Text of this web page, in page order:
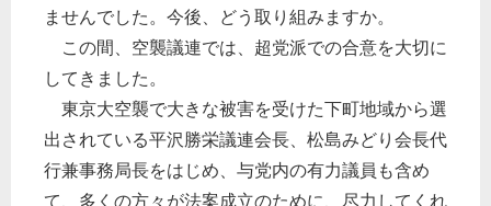
ませんでした。今後、どう取り組みますか。
この間、空襲議連では、超党派での合意を大切に
してきました。
東京大空襲で大きな被害を受けた下町地域から選
出されている平沢勝栄議連会長、松島みどり会長代
行兼事務局長をはじめ、与党内の有力議員も含め
て、多くの方々が法案成立のために、尽力してくれ